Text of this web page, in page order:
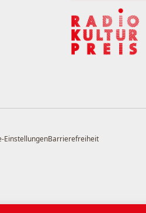
EinstellungenBarrierefreiheit